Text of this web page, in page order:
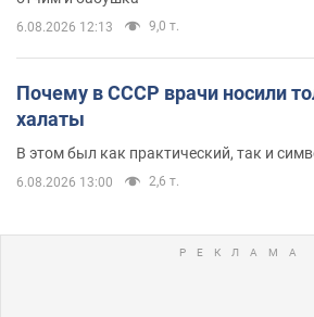
6.08.2026 12:13 9,0 т.
Почему в СССР врачи носили
халаты
В этом был как практический, так и
6.08.2026 13:00 2,6 т.